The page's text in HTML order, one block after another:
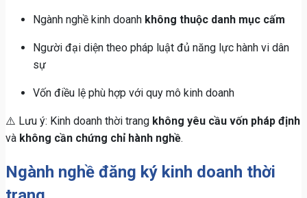
Ngành nghề kinh doanh không thuộc danh mục cấm
Người đại diện theo pháp luật đủ năng lực hành vi dân
sự
Vốn điều lệ phù hợp với quy mô kinh doanh
⚠️ Lưu ý: Kinh doanh thời trang không yêu cầu vốn pháp định
và không cần chứng chỉ hành nghề.
Ngành nghề đăng ký kinh doanh thời